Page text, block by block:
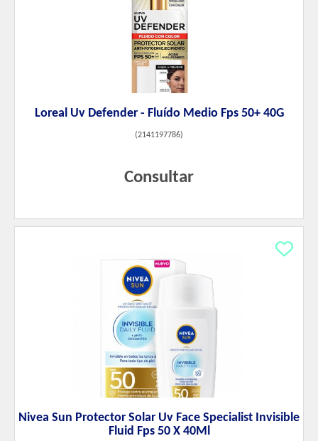
Loreal Uv Defender - Fluído Medio Fps 50+ 40G
(2141197786)
Consultar
Nivea Sun Protector Solar Uv Face Specialist Invisible
Fluid Fps 50 X 40Ml